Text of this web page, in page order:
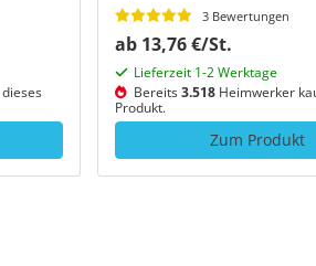
3 Bewertungen
ab 13,76 €/St.
Lieferzeit 1-2 Werktage
Bereits3.518 Heimwerker
Produkt.
Zum Produkt